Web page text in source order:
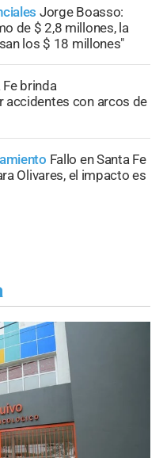
Jorge Boasso:
de $ 2,8 millones, la
los $ 18 millones"
Fe brinda
accidentes con arcos de
Fallo en Santa Fe
Olivares, el impacto es